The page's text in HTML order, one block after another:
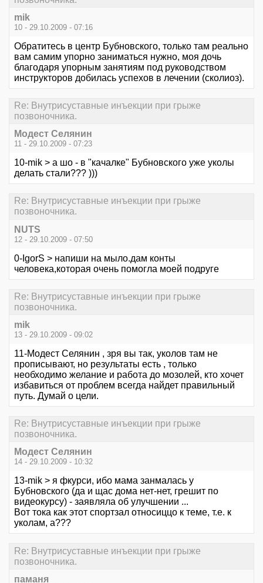
mik
10 - 29.10.2009 - 07:16
Обратитесь в центр Бубновского, только там реально
вам самим упорно заниматься нужно, моя дочь
благодаря упорным занятиям под руководством
инструкторов добилась успехов в лечении (сколиоз).
Re: Внутрисуставные инъекции при грыже
позвоночника.
Модест Селянин
11 - 29.10.2009 - 07:23
10-mik > а шо - в "качалке" Бубновского уже уколы
делать стали??? )))
Re: Внутрисуставные инъекции при грыже
позвоночника.
NUTS
12 - 29.10.2009 - 07:50
0-IgorS > напиши на мыло.дам конты
человека,которая очень помогла моей подруге
Re: Внутрисуставные инъекции при грыже
позвоночника.
mik
13 - 29.10.2009 - 09:02
11-Модест Селянин , зря вы так, уколов там не
прописывают, но результаты есть , только
необходимо желание и работа до мозолей, кто хочет
избавиться от проблем всегда найдет правильный
путь. Думай о цели.
Re: Внутрисуставные инъекции при грыже
позвоночника.
Модест Селянин
14 - 29.10.2009 - 10:32
13-mik > я фкурси, ибо мама занмалась у
Бубновского (да и щас дома нет-нет, грешит по
видеокурсу) - заявляла об улучшении ...
Вот тока как этот спортзал относиццо к теме, т.е. к
уколам, а???
Re: Внутрисуставные инъекции при грыже
позвоночника.
паманя